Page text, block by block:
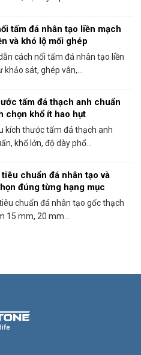
tấm đá nhân tạo liền mạch
và khó lộ mối ghép
cách nối tấm đá nhân tạo liền
sát, ghép vân,...
tấm đá thạch anh chuẩn
chọn khổ ít hao hụt
kích thước tấm đá thạch anh
khổ lớn, độ dày phổ...
chuẩn đá nhân tạo và
đúng từng hạng mục
chuẩn đá nhân tạo gốc thạch
15 mm, 20 mm...